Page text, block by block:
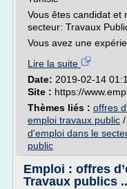
Vous êtes candidat et
secteur: Travaux
Vous avez une
Lire la suite
Date: 2019-02-14
Site : https://
Thèmes liés : offres
emploi travaux public /
d'emploi dans le
public
Emploi : offres
Travaux publics